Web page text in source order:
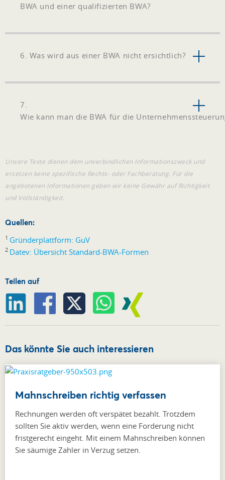
BWA und einer qualifizierten BWA?
6. Was wird aus einer BWA nicht ersichtlich?
7.
Wie kann man die BWA für die
Unsere Texte dienen dem unverbindlichen Informationszweck und
ersetzen keine spezifische Rechts- oder Fachberatung. Für die
angebotenen Informationen geben wir keine Gewähr auf Richtigkeit
und Vollständigkeit.
Quellen:
1 Gründerplattform: GuV
2 Datev: Übersicht Standard-BWA-Formen
Teilen auf
Das könnte Sie auch interessieren
Mahnschreiben richtig verfassen
Rechnungen werden oft verspätet bezahlt. Trotzdem
sollten Sie aktiv werden, wenn eine Forderung nicht
fristgerecht eingeht. Mit einem Mahnschreiben können
Sie säumige Zahler in Verzug setzen.